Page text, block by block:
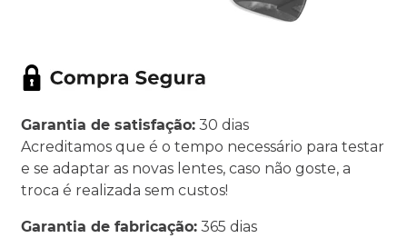
Garantia de satisfação: 30 dias
Acreditamos que é o tempo necessário para testar
e se adaptar as novas lentes, caso não goste, a
troca é realizada sem custos!
Garantia de fabricação: 365 dias